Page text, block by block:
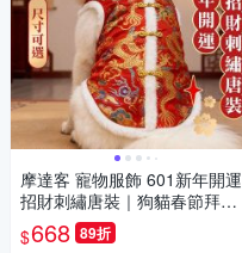
摩達客 寵物服飾 601新年開運
招財刺繡唐裝｜狗貓春節拜年
寵物衣 尺寸可選
$668 89折